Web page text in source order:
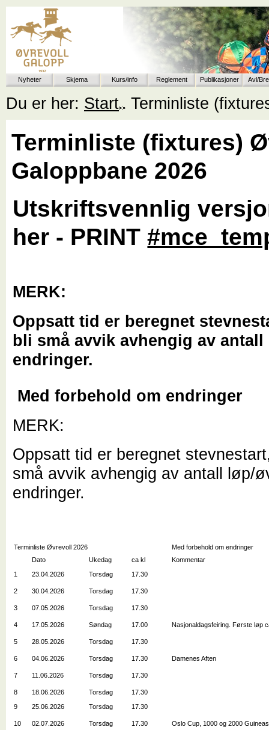
Nyheter Skjema Kurs/info Reglement Publikasjoner Avl/
Du er her: Start Terminliste
Terminliste (fixtures)
Galoppbane 2026
Utskriftsvennlig
her - PRINT
MERK:
Oppsatt tid er beregnet
bli små avvik avhengig av
endringer.
Med forbehold om endringer
MERK:
Oppsatt tid er beregnet
små avvik avhengig av antall løp/
endringer.
Terminliste Øvrevoll 2026
Med forbehold om endringer
Dato
Ukedag ca kl
Kommentar
1
23.04.2026 Torsdag 17.30
2 30.04.2026 Torsdag 17.30
3 07.05.2026 Torsdag 17.30
4 17.05.2026 Søndag 17.00 Nasjonaldagsfeiring. Første løp
5 28.05.2026 Torsdag 17.30
6 04.06.2026 Torsdag 17.30 Damenes Aften
7 11.06.2026 Torsdag 17.30
8 18.06.2026 Torsdag
17.30
9
25.06.2026 Torsdag 17.30
10 02.07.2026 Torsdag 17.30 Oslo Cup, 1000 og 2000 Guineas